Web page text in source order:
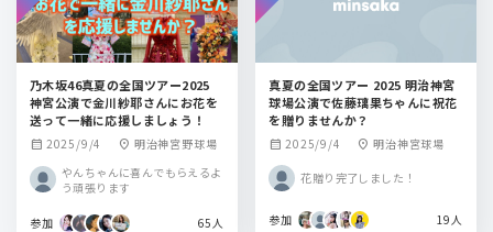
乃木坂46真夏の全国ツアー2025
神宮公演で金川紗耶さんにお花を
送って一緒に応援しましょう！
calendar_month 2025/9/4 location_on 明治神宮野球場
やんちゃんに喜んでもらえるよ
う頑張ります
参加 65人
真夏の全国ツアー 2025 明治神宮
球場公演で佐藤璃果ちゃんに祝花
を贈りませんか？
calendar_month 2025/9/4 location_on 明治神宮球場
花贈り完了しました！
参加 19人